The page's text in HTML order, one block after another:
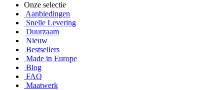
Onze selectie
Aanbiedingen
Snelle Levering
Duurzaam
Nieuw
Bestsellers
Made in Europe
Blog
FAQ
Maatwerk